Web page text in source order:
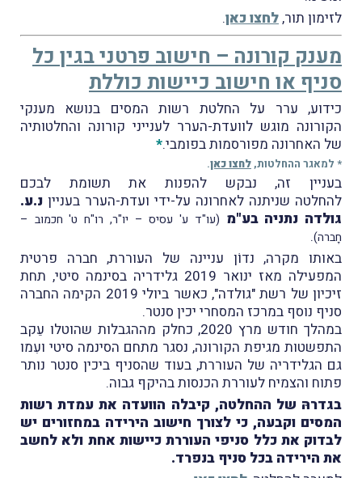
לזימון תור,לחצו כאן.
מענק קורונה – חישוב פרטני בגין כל
סניף או חישוב כיישות כוללת
כידוע, ערר על החלטת רשות המסים בנושא מענקי
הקורונה מוגש לוועדת-הערר לענייני קורונה והחלטותיה
של האחרונה מפורסמות בפומבי.*
* למאגר ההחלטות, לחצו כאן.
בעניין זה, נבקש להפנות את תשומת לבכם
להחלטה שניתנה לאחרונה על-ידי ועדת-הערר בעניין נ.ע.
גולדה נתניה בע"מ (עו"ד ע' עסיס – יו"ר, רו"ח ט' חכמוב –
חָברה).
באותו מקרה, נדוֹן עניינה של העוררת, חברה פרטית
המפעילה מאז ינואר 2019 גלידריה בסינמה סיטי, תחת
זיכיון של רשת "גולדה", כאשר ביולי 2019 הקימה החברה
סניף נוסף במרכז המסחרי יכין סנטר.
במהלך חודש מרץ 2020, כחלק מההגבלות שהוטלו עֵקב
התפשטות מגיפת הקורונה, נסגר מתחם הסינמה סיטי ועִמו
גם הגלידריה של העוררת, בעוד שהסניף ביכין סנטר נותר
פתוח והצמיח לעוררת הכנסות בהיקף גבוה.
בגדרהּ של ההחלטה, קיבלה הוועדה את עמדת רשות
המסים וקבעה, כי לצורך חישוב הירידה במחזורים יש
לבדוק את כלל סניפי העוררת כיישות אחת ולא לחשב
את הירידה בכל סניף בנפרד.